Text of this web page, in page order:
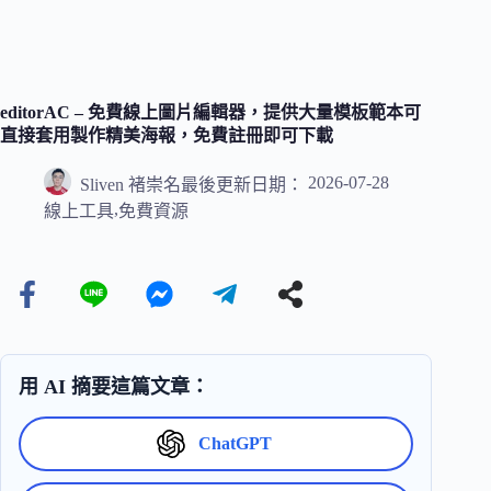
editorAC – 免費線上圖片編輯器，提供大量模板範本可
直接套用製作精美海報，免費註冊即可下載
Sliven 褚崇名最後更新日期：
2026-07-28
線上工具,免費資源
用 AI 摘要這篇文章：
ChatGPT